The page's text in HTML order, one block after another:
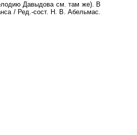
Давыдова см. там же). В
/ Ред.-сост. Н. В. Абельмас.